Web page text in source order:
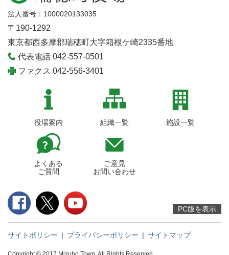
法人番号：1000020133035
〒190-1292
東京都西多摩郡瑞穂町大字箱根ケ崎2335番地
代表電話 042-557-0501
ファクス 042-556-3401
役場案内 組織一覧 施設一覧
よくある
ご質問
ご意見
お問い合わせ
サイトポリシー | プライバシーポリシー | サイトマップ
PC版を表示